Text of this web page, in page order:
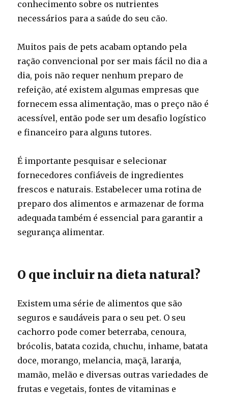
conhecimento sobre os nutrientes
necessários para a saúde do seu cão.
Muitos pais de pets acabam optando pela
ração convencional por ser mais fácil no dia a
dia, pois não requer nenhum preparo de
refeição, até existem algumas empresas que
fornecem essa alimentação, mas o preço não é
acessível, então pode ser um desafio logístico
e financeiro para alguns tutores.
É importante pesquisar e selecionar
fornecedores confiáveis de ingredientes
frescos e naturais. Estabelecer uma rotina de
preparo dos alimentos e armazenar de forma
adequada também é essencial para garantir a
segurança alimentar.
O que incluir na dieta natural?
Existem uma série de alimentos que são
seguros e saudáveis para o seu pet. O seu
cachorro pode comer beterraba, cenoura,
brócolis, batata cozida, chuchu, inhame, batata
doce, morango, melancia, maçã, laranja,
mamão, melão e diversas outras variedades de
frutas e vegetais, fontes de vitaminas e